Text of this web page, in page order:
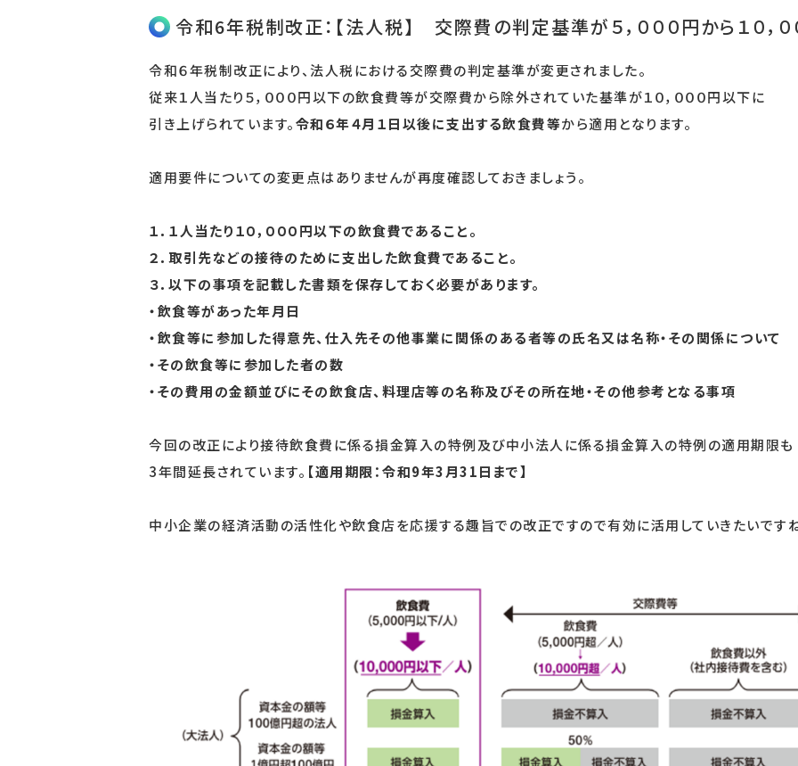
令和6年税制改正：【法人税】 交際費の判定基準が５，０００円から１０，
令和６年税制改正により、法人税における交際費の判定基準が変更されました。
従来１人当たり５，０００円以下の飲食費等が交際費から除外されていた基準が１０，０００円以下に
引き上げられています。令和６年４月１日以後に支出する飲食費等から適用となります。
適用要件についての変更点はありませんが再度確認しておきましょう。
１．１人当たり１０，０００円以下の飲食費であること。
２．取引先などの接待のために支出した飲食費であること。
３．以下の事項を記載した書類を保存しておく必要があります。
・飲食等があった年月日
・飲食等に参加した得意先、仕入先その他事業に関係のある者等の氏名又は名称・その関係について
・その飲食等に参加した者の数
・その費用の金額並びにその飲食店、料理店等の名称及びその所在地・その他参考となる事項
今回の改正により接待飲食費に係る損金算入の特例及び中小法人に係る損金算入の特例の適用期限も
3年間延長されています。 【適用期限：令和9年3月31日まで】
中小企業の経済活動の活性化や飲食店を応援する趣旨での改正ですので有効に活用していきたいです